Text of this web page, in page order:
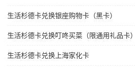
生活杉德卡兑换银座购物卡（黑卡）
生活杉德卡兑换叮咚买菜（限通用礼品卡）
生活杉德卡兑换上海家化卡